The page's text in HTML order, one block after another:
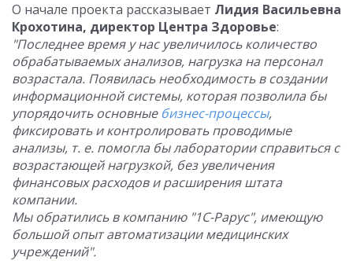
О начале проекта рассказывает Лидия Васильевна
Крохотина, директор Центра Здоровье:
"Последнее время у нас увеличилось количество
обрабатываемых анализов, нагрузка на персонал
возрастала. Появилась необходимость в создании
информационной системы, которая позволила бы
упорядочить основные бизнес-процессы,
фиксировать и контролировать проводимые
анализы, т. е. помогла бы лаборатории справиться с
возрастающей нагрузкой, без увеличения
финансовых расходов и расширения штата
компании.
Мы обратились в компанию "1С-Рарус", имеющую
большой опыт автоматизации медицинских
учреждений".